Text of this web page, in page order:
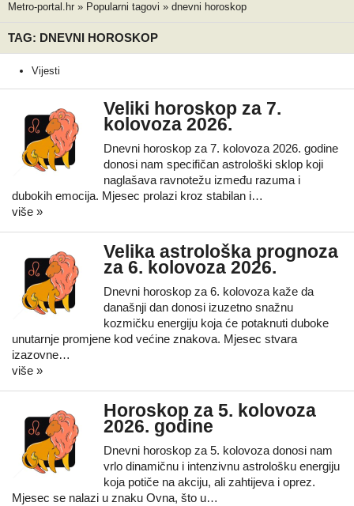
Metro-portal.hr » Popularni tagovi » dnevni horoskop
TAG: DNEVNI HOROSKOP
Vijesti
Veliki horoskop za 7.
kolovoza 2026.
Dnevni horoskop za 7. kolovoza 2026. godine
donosi nam specifičan astrološki sklop koji
naglašava ravnotežu između razuma i
dubokih emocija. Mjesec prolazi kroz stabilan i…
više »
Velika astrološka prognoza
za 6. kolovoza 2026.
Dnevni horoskop za 6. kolovoza kaže da
današnji dan donosi izuzetno snažnu
kozmičku energiju koja će potaknuti duboke
unutarnje promjene kod većine znakova. Mjesec stvara
izazovne…
više »
Horoskop za 5. kolovoza
2026. godine
Dnevni horoskop za 5. kolovoza donosi nam
vrlo dinamičnu i intenzivnu astrološku energiju
koja potiče na akciju, ali zahtijeva i oprez.
Mjesec se nalazi u znaku Ovna, što u…